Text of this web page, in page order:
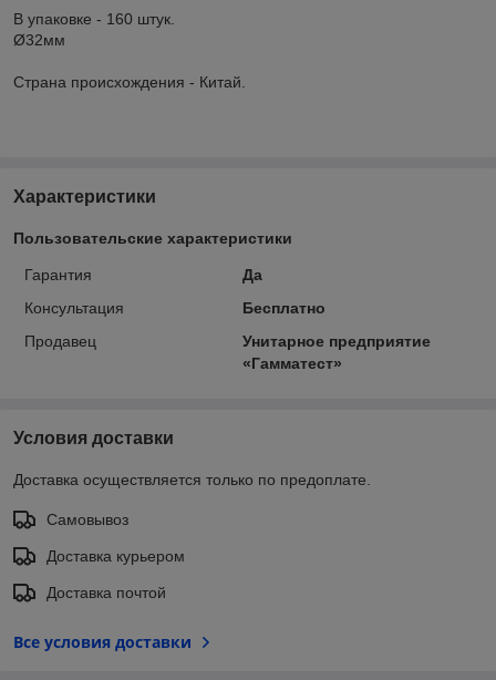
В упаковке - 160 штук.
Ø32мм
Страна происхождения - Китай.
Характеристики
Пользовательские характеристики
Гарантия
Да
Консультация
Бесплатно
Продавец
Унитарное предприятие
«Гамматест»
Условия доставки
Доставка осуществляется только по предоплате.
Самовывоз
Доставка курьером
Доставка почтой
Все условия доставки